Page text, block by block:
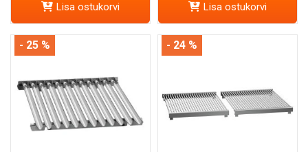
Lisa ostukorvi Lisa ostukorvi
- 25 % - 24 %